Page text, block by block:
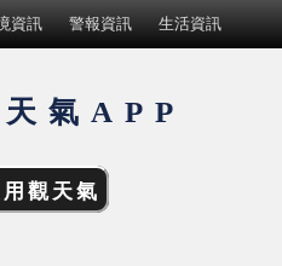
資訊 警報資訊 生活資訊
氣APP
觀天氣